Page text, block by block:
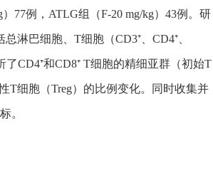
77例，ATLG组（F-20 mg/kg）43例。研
淋巴细胞、T细胞（CD3⁺、CD4⁺、
CD4⁺和CD8⁺ T细胞的精细亚群（初始T
T细胞（Treg）的比例变化。同时收集并
。